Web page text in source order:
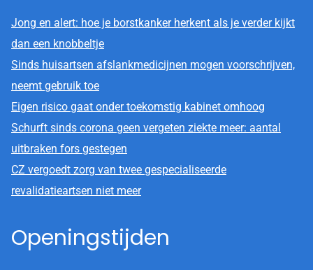
Jong en alert: hoe je borstkanker herkent als je verder kijkt
dan een knobbeltje
Sinds huisartsen afslankmedicijnen mogen voorschrijven,
neemt gebruik toe
Eigen risico gaat onder toekomstig kabinet omhoog
Schurft sinds corona geen vergeten ziekte meer: aantal
uitbraken fors gestegen
CZ vergoedt zorg van twee gespecialiseerde
revalidatieartsen niet meer
Openingstijden